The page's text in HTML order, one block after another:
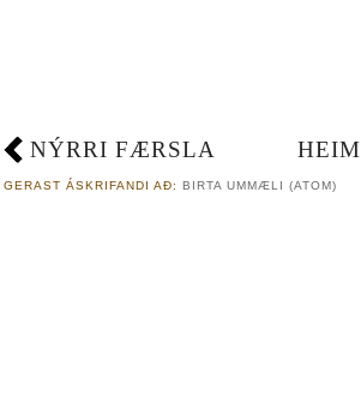
NÝRRI FÆRSLA HEIM
GERAST ÁSKRIFANDI AÐ: BIRTA UMMÆLI (ATOM)